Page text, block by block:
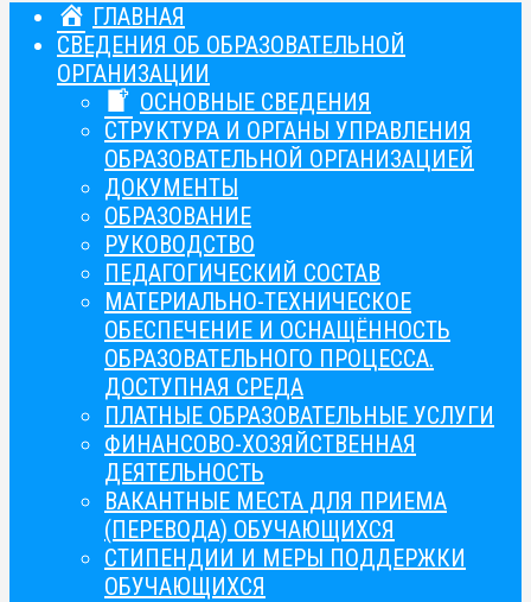
ГЛАВНАЯ
СВЕДЕНИЯ ОБ ОБРАЗОВАТЕЛЬНОЙ
ОРГАНИЗАЦИИ
ОСНОВНЫЕ СВЕДЕНИЯ
СТРУКТУРА И ОРГАНЫ УПРАВЛЕНИЯ
ОБРАЗОВАТЕЛЬНОЙ ОРГАНИЗАЦИЕЙ
ДОКУМЕНТЫ
ОБРАЗОВАНИЕ
РУКОВОДСТВО
ПЕДАГОГИЧЕСКИЙ СОСТАВ
МАТЕРИАЛЬНО-ТЕХНИЧЕСКОЕ
ОБЕСПЕЧЕНИЕ И ОСНАЩЁННОСТЬ
ОБРАЗОВАТЕЛЬНОГО ПРОЦЕССА.
ДОСТУПНАЯ СРЕДА
ПЛАТНЫЕ ОБРАЗОВАТЕЛЬНЫЕ УСЛУГИ
ФИНАНСОВО-ХОЗЯЙСТВЕННАЯ
ДЕЯТЕЛЬНОСТЬ
ВАКАНТНЫЕ МЕСТА ДЛЯ ПРИЕМА
(ПЕРЕВОДА) ОБУЧАЮЩИХСЯ
СТИПЕНДИИ И МЕРЫ ПОДДЕРЖКИ
ОБУЧАЮЩИХСЯ